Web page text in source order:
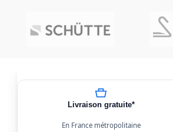
Livraison gratuite*
En France métropolitaine